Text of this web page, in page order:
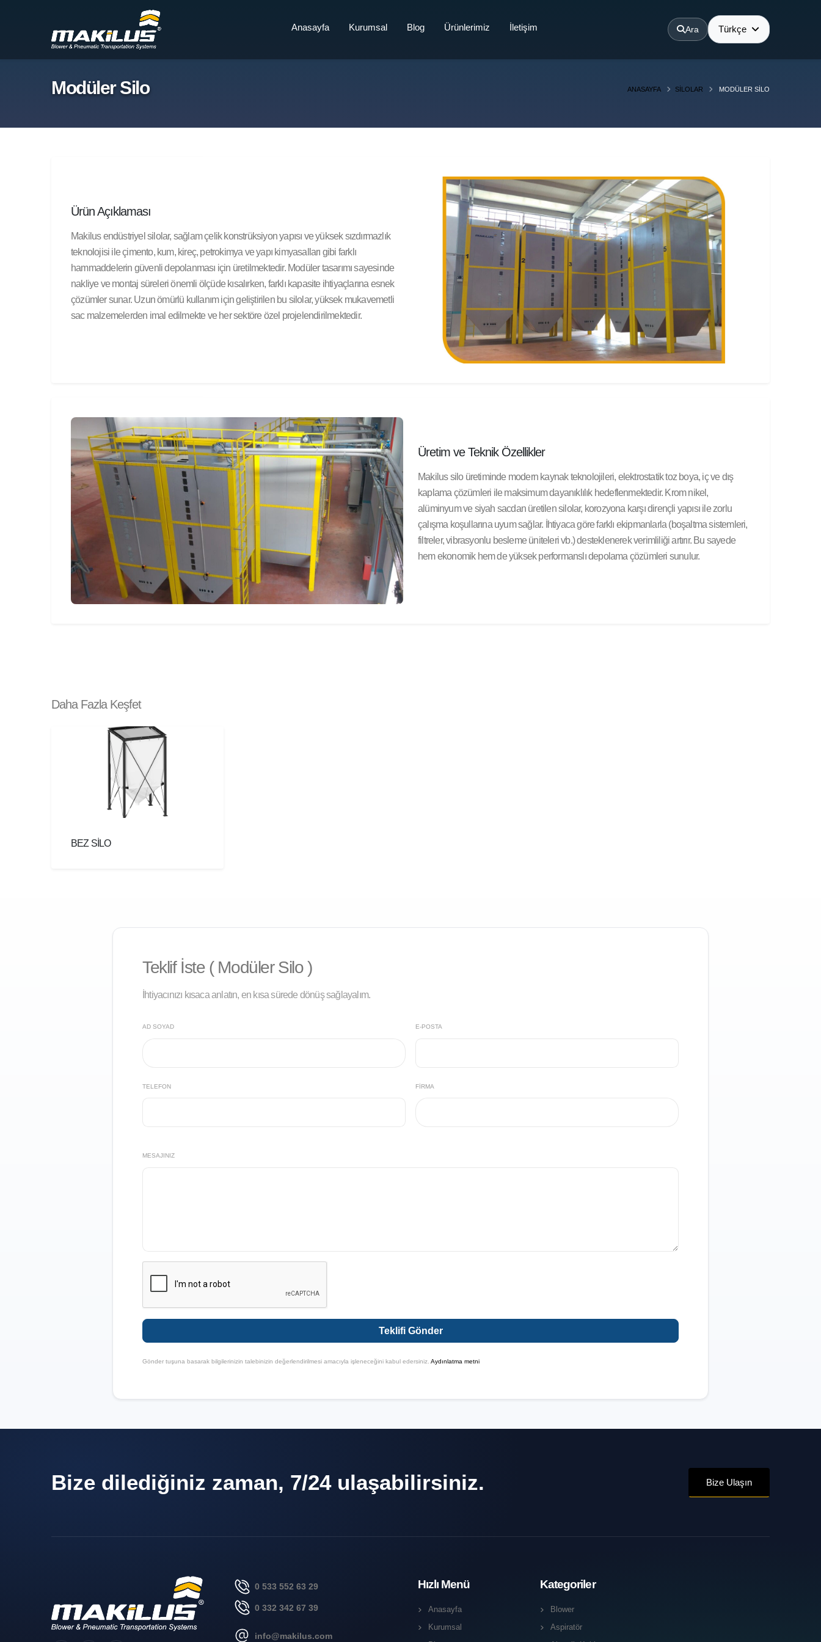
Anasayfa Kurumsal Blog Ürünlerimiz İletişim Ara Türkçe
Modüler Silo ANASAYFA SILOLAR MODÜLER SILO
Ürün Açıklaması
Makilus endüstriyel silolar, sağlam çelik konstrüksiyon yapısı ve yüksek sızdırmazlık
teknolojisi ile çimento, kum, kireç, petrokimya ve yapı kimyasalları gibi farklı
hammaddelerin güvenli depolanması için üretilmektedir. Modüler tasarımı sayesinde
nakliye ve montaj süreleri önemli ölçüde kısalırken, farklı kapasite ihtiyaçlarına esnek
çözümler sunar. Uzun ömürlü kullanım için geliştirilen bu silolar, yüksek mukavemetli
sac malzemelerden imal edilmekte ve her sektöre özel projelendirilmektedir.
Üretim ve Teknik Özellikler
Makilus silo üretiminde modern kaynak teknolojileri, elektrostatik toz boya, iç ve dış
kaplama çözümleri ile maksimum dayanıklılık hedeflenmektedir. Krom nikel,
alüminyum ve siyah sacdan üretilen silolar, korozyona karşı dirençli yapısı ile zorlu
çalışma koşullarına uyum sağlar. İhtiyaca göre farklı ekipmanlarla (boşaltma sistemleri,
filtreler, vibrasyonlu besleme üniteleri vb.) desteklenerek verimliliği artırır. Bu sayede
hem ekonomik hem de yüksek performanslı depolama çözümleri sunulur.
Daha Fazla Keşfet
BEZ SILO
Teklif İste ( Modüler Silo )
İhtiyacınızı kısaca anlatın, en kısa sürede dönüş sağlayalım.
AD SOYAD E-POSTA
TELEFON FIRMA
MESAJINIZ
Teklifi Gönder
Gönder tuşuna basarak bilgilerinizin talebinizin değerlendirilmesi amacıyla işleneceğini kabul edersiniz. Aydınlatma metni
Bize dilediğiniz zaman, 7/24 ulaşabilirsiniz. Bize Ulaşın
0 533 552 63 29
0 332 342 67 39
info@makilus.com
Hızlı Menü
Anasayfa
Kurumsal
Kategoriler
Blower
Aspiratör